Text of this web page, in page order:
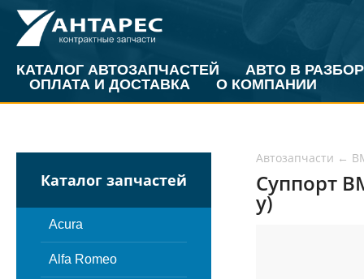
КАТАЛОГ АВТОЗАПЧАСТЕЙ
АВТО В РАЗБОР
ОПЛАТА И ДОСТАВКА
О КОМПАНИИ
Каталог запчастей
Acura
Alfa Romeo
Автозапчасти ←
Суппорт
у)